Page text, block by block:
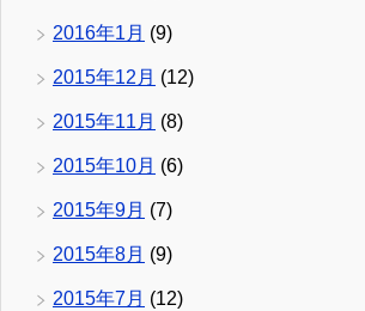
2016年1月 (9)
2015年12月 (12)
2015年11月 (8)
2015年10月 (6)
2015年9月 (7)
2015年8月 (9)
2015年7月 (12)